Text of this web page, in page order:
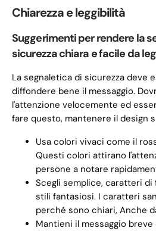
Chiarezza e leggibilità
Suggerimenti per rendere la
sicurezza chiara e facile da
La segnaletica di sicurezza deve
diffondere bene il messaggio.
l'attenzione velocemente ed
fare questo, mantenere il design
Usa colori vivaci come il
Questi colori attirano
persone a notare
Scegli semplice, caratteri di
stili fantasiosi. I caratteri
perché sono chiari, Anche
Mantieni il messaggio breve